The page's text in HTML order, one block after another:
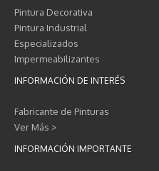
Pintura Decorativa
Pintura Industrial
Especializados
Impermeabilizantes
INFORMACIÓN DE INTERÉS
Fabricante de Pinturas
Ver Más >
INFORMACIÓN IMPORTANTE